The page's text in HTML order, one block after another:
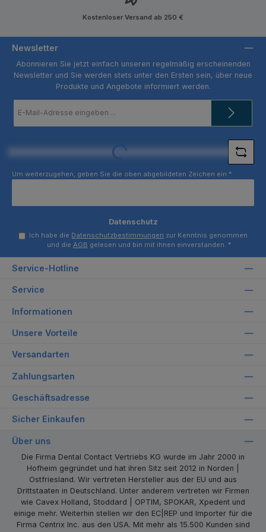
Kostenloser Versand ab 250 €
Newsletter
Abonnieren Sie jetzt einfach unseren regelmäßig erscheinenden
Newsletter und Sie werden stets unter den Ersten sein, über neue
Produkte und Angebote informiert werden.
Mail-
Loading...
Um weiterzugehen, geben Sie die oben abgebildeten Zeichen ein *
Datenschutz
Ich habe die Datenschutzbestimmungen zur Kenntnis genommen
und die AGB gelesen und bin mit ihnen einverstanden. *
Service-Hotline
Service
Informationen
Unsere Vorteile
Versandarten
Zahlungsarten
Geschäftsadresse
Sicher Einkaufen
Über uns
Die Firma Dental Contact Vertriebs KG wurde im Jahr 2000 in
Hofheim gegründet und hat ihren Sitz seit 2012 in Norden |
Ostfriesland. Wir vertreten Hersteller aus der EU und aus
Drittstaaten in Deutschland. Unter anderem vertreten wir Firmen
wie Cavex Holland, Stoddard | OPTIM, SPOKAR, Xpedent und
einige mehr. Weiterhin stellen wir den EC|REP und Importer für die
Firma Centrix Inc. aus den USA. Mit mehr als 15.500 Kunden sind